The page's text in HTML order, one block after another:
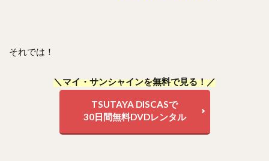
それでは！
＼マイ・サンシャインを無料で見る！／
TSUTAYA DISCASで
30日間無料DVDレンタル